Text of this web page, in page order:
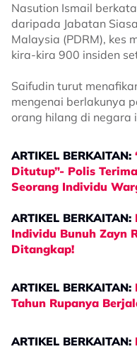
Nasution Ismail
daripada Jabatan
Malaysia (PDRM), kes
kira-kira 900 insiden
Saifudin turut
mengenai berlakunya
orang hilang di negara
ARTIKEL BERKAITAN:
Ditutup”- Polis
Seorang Individu
ARTIKEL BERKAITAN:
Individu Bunuh Zayn
Ditangkap!
ARTIKEL BERKAITAN:
Tahun Rupanya
ARTIKEL BERKAITAN: